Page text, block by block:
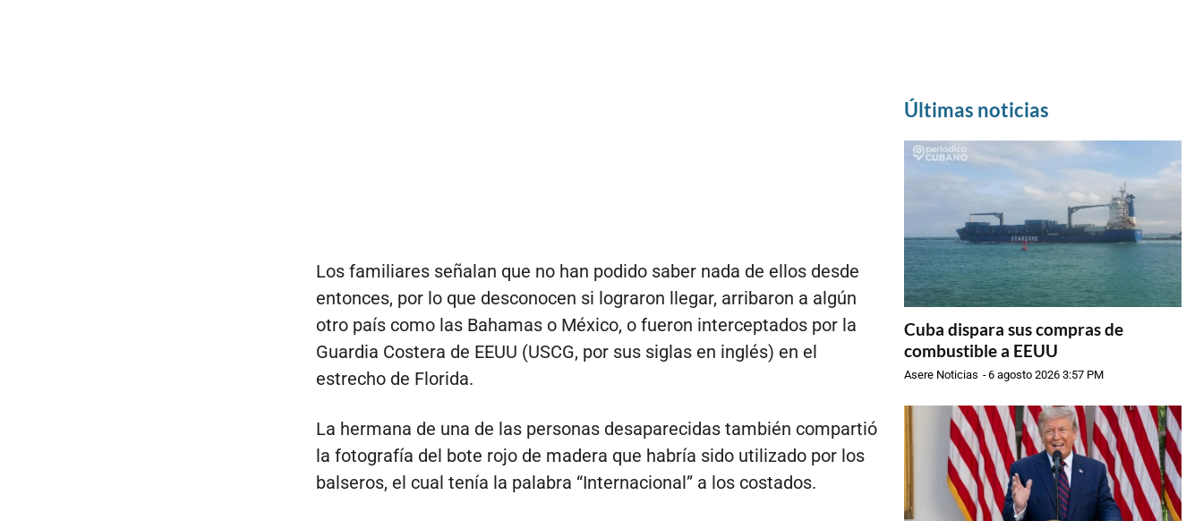
Los familiares señalan que no han podido saber nada de ellos desde
entonces, por lo que desconocen si lograron llegar, arribaron a algún
otro país como las Bahamas o México, o fueron interceptados por la
Guardia Costera de EEUU (USCG, por sus siglas en inglés) en el
estrecho de Florida.
La hermana de una de las personas desaparecidas también compartió
la fotografía del bote rojo de madera que habría sido utilizado por los
balseros, el cual tenía la palabra “Internacional” a los costados.
Últimas noticias
Cuba dispara sus compras de
combustible a EEUU
Asere Noticias -6 agosto 2026 3:57 PM